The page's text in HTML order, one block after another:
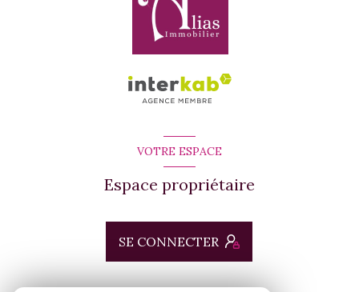
VOTRE ESPACE
Espace propriétaire
SE CONNECTER